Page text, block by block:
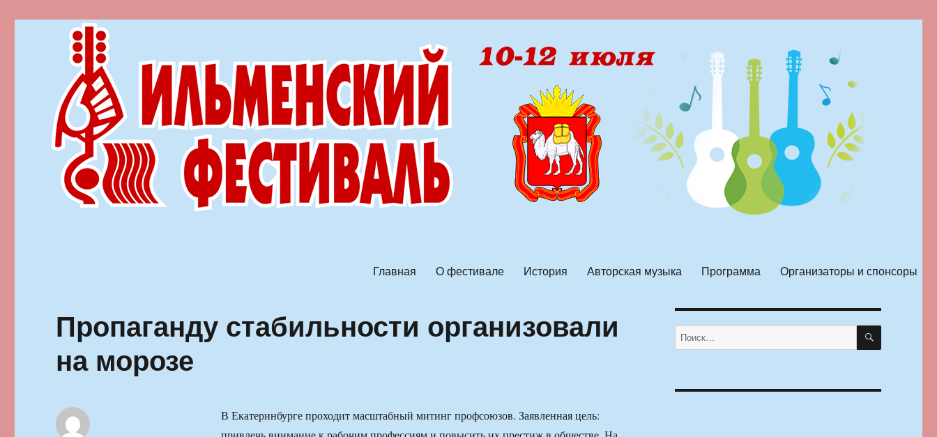
Главная О фестивале История Авторская музыка Программа Организаторы и спонсоры
Пропаганду стабильности организовали
на морозе
В Екатеринбурге проходит масштабный митинг профсоюзов. Заявленная цель:
Искать: ПОИСК